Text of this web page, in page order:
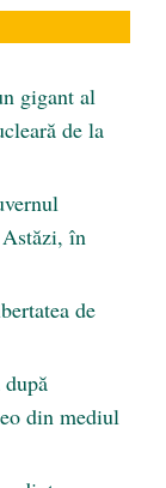
gigant al
de la
în
de
din mediul